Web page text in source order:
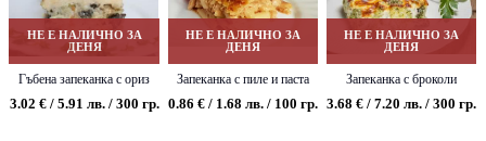
НЕ Е НАЛИЧНО ЗА
ДЕНЯ
Гъбена запеканка с ориз
3.02 € / 5.91 лв. / 300 гр.
НЕ Е НАЛИЧНО ЗА
ДЕНЯ
Запеканка с пиле и паста
0.86 € / 1.68 лв. / 100 гр.
НЕ Е НАЛИЧНО ЗА
ДЕНЯ
Запеканка с броколи
3.68 € / 7.20 лв. / 300 гр.